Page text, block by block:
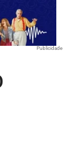
Publicidade